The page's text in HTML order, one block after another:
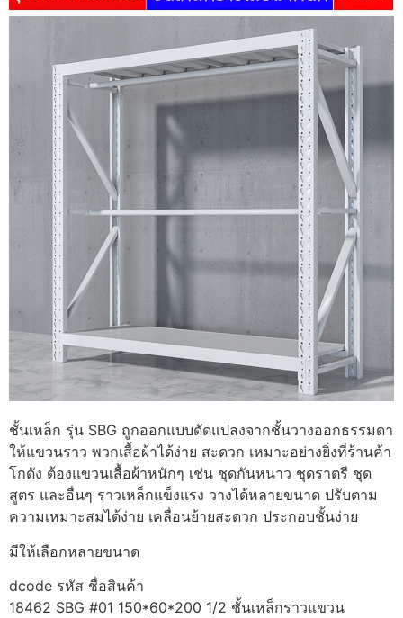
ชั้นเหล็ก รุ่น SBG ถูกออกแบบดัดแปลงจากชั้นวางออกธรรมดา
ให้แขวนราว พวกเสื้อผ้าได้ง่าย สะดวก เหมาะอย่างยิ่งที่ร้านค้า
โกดัง ต้องแขวนเสื้อผ้าหนักๆ เช่น ชุดกันหนาว ชุดราตรี ชุด
สูตร และอื่นๆ ราวเหล็กแข็งแรง วางได้หลายขนาด ปรับตาม
ความเหมาะสมได้ง่าย เคลื่อนย้ายสะดวก ประกอบชั้นง่าย
มีให้เลือกหลายขนาด
dcode รหัส ชื่อสินค้า
18462 SBG #01 150*60*200 1/2 ชั้นเหล็กราวแขวน